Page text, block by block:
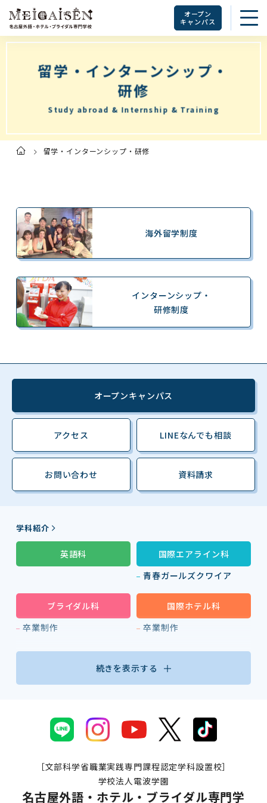
オープン
キャンパス
留学・インターンシップ・
研修
Study abroad & Internship & Training
ト
留学・インターンシップ・研修
海外留学制度
インターンシップ・
研修制度
オープンキャンパス
アクセス LINEなんでも相談
お問い合わせ 資料請求
学科紹介
英語科
国際エアライン科
青春ガールズクワイア
ブライダル科
卒業制作
国際ホテル科
卒業制作
続きを表示する
［文部科学省職業実践専門課程認定学科設置校］
学校法人電波学園
名古屋外語・ホテル・ブライダル専門学